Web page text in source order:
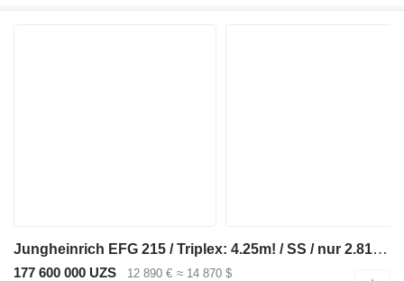
Jungheinrich EFG 215 / Triplex: 4.25m! / SS / nur 2.819h!
177 600 000 UZS 12 890 € ≈ 14 870 $